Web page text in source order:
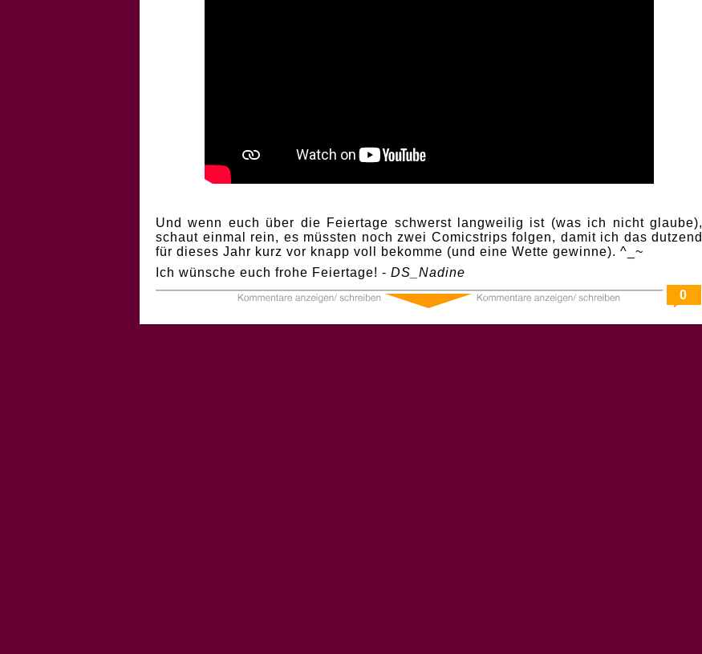
Und wenn euch über die Feiertage schwerst langweilig ist (was ich nicht glaube),
schaut einmal rein, es müssten noch zwei Comicstrips folgen, damit ich das dutzend
für dieses Jahr kurz vor knapp voll bekomme (und eine Wette gewinne). ^_~
Ich wünsche euch frohe Feiertage! - DS_Nadine
0